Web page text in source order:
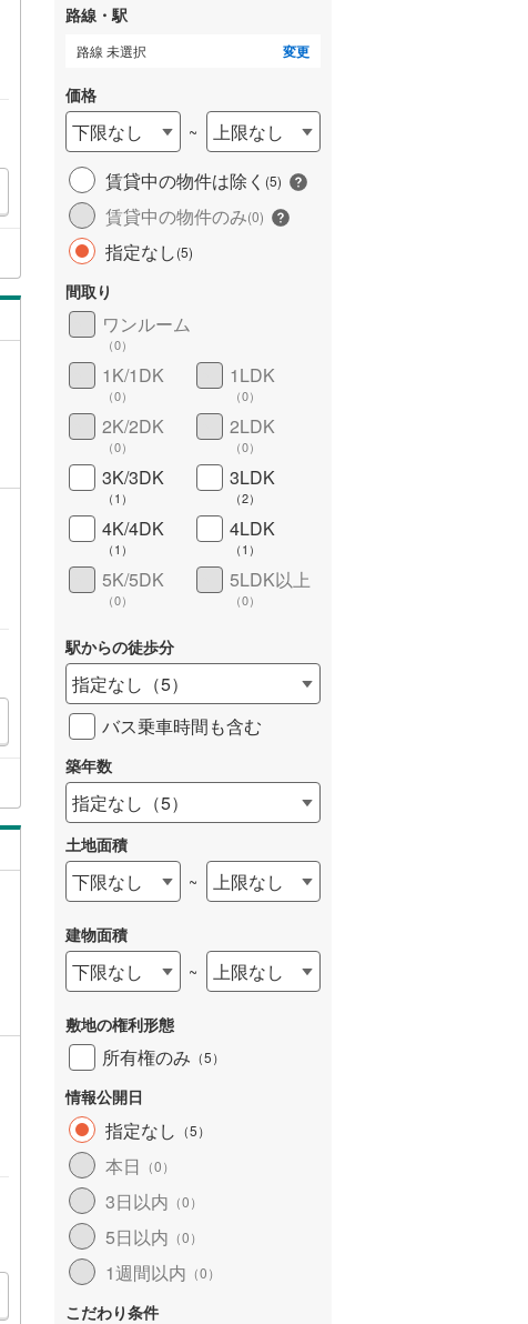
路線・駅
路線 未選択 変更
価格
下限なし ~
上限なし
賃貸中の物件は除く (5)
賃貸中の物件のみ(0)
指定なし(5)
間取り
ワンルーム
（0）
1K/1DK
（0）
1LDK
（0）
2K/2DK
（0）
2LDK
（0）
3K/3DK
（1 ）
3LDK
（2）
4K/4DK
（1 ）
4LDK
（1 ）
5K/5DK
（0）
5LDK以上
（0）
駅からの徒歩分
指定なし （5）
バス乗車時間も含む
築年数
指定なし （5）
土地面積
下限なし ~ 上限なし
建物面積
下限なし ~ 上限なし
敷地の権利形態
所有権のみ （5）
情報公開日
指定なし （5）
本日 （0）
3日以内 （0）
5日以内 （0）
1週間以内 （0）
こだわり条件
長期優良住宅 ）
詳しく見る